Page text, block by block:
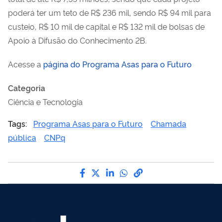
poderá ter um teto de R$ 236 mil, sendo R$ 94 mil para
custeio, R$ 10 mil de capital e R$ 132 mil de bolsas de
Apoio à Difusão do Conhecimento 2B.
Acesse a página do Programa Asas para o Futuro
Categoria
Ciência e Tecnologia
Tags:
Programa Asas para o Futuro
Chamada
pública
CNPq
Compartilhe por Facebook
Compartilhe por Twitter
Compartilhe por
Compartilhe por
link para Copiar